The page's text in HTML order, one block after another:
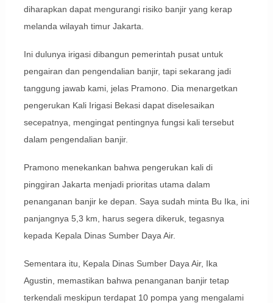
diharapkan dapat mengurangi risiko banjir yang kerap
melanda wilayah timur Jakarta.
Ini dulunya irigasi dibangun pemerintah pusat untuk
pengairan dan pengendalian banjir, tapi sekarang jadi
tanggung jawab kami, jelas Pramono. Dia menargetkan
pengerukan Kali Irigasi Bekasi dapat diselesaikan
secepatnya, mengingat pentingnya fungsi kali tersebut
dalam pengendalian banjir.
Pramono menekankan bahwa pengerukan kali di
pinggiran Jakarta menjadi prioritas utama dalam
penanganan banjir ke depan. Saya sudah minta Bu Ika, ini
panjangnya 5,3 km, harus segera dikeruk, tegasnya
kepada Kepala Dinas Sumber Daya Air.
Sementara itu, Kepala Dinas Sumber Daya Air, Ika
Agustin, memastikan bahwa penanganan banjir tetap
terkendali meskipun terdapat 10 pompa yang mengalami